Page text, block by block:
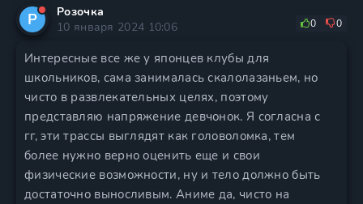
Р
Розочка
10 января 2024 10:06
0 0
Интересные все же у японцев клубы для
школьников, сама занималась скалолазаньем, но
чисто в развлекательных целях, поэтому
представляю напряжение девчонок. Я согласна с
гг, эти трассы выглядят как головоломка, тем
более нужно верно оценить еще и свои
физические возможности, ну и тело должно быть
достаточно выносливым. Аниме да, чисто на